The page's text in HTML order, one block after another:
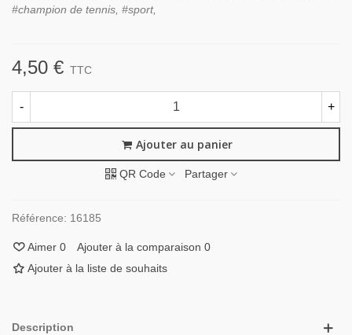
#champion de tennis, #sport,
4,50 € TTC
- +
Ajouter au panier
QR Code Partager
Référence: 16185
Aimer 0 Ajouter à la comparaison 0
Ajouter à la liste de souhaits
Description